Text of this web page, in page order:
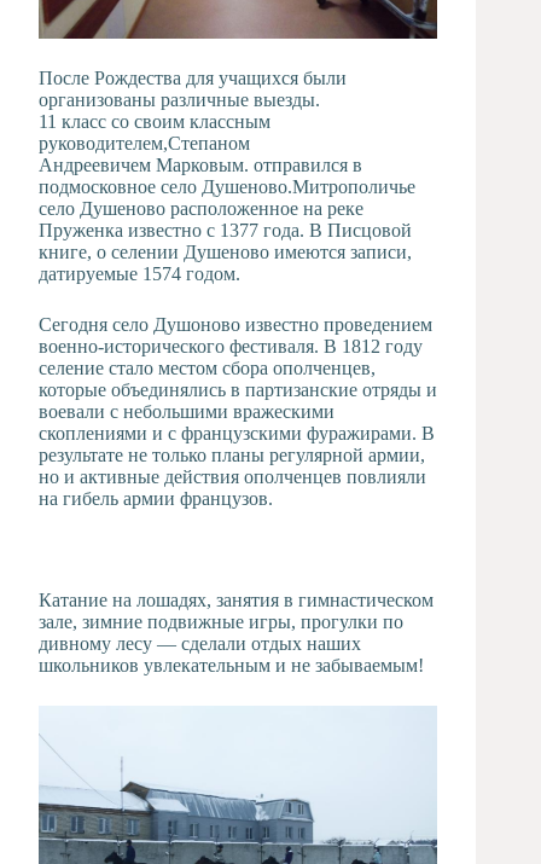
После Рождества для учащихся были
организованы различные выезды.
11 класс со своим классным
руководителем,Степаном
Андреевичем Марковым. отправился в
подмосковное село Душеново.Митрополичье
село Душеново расположенное на реке
Пруженка известно с 1377 года. В Писцовой
книге, о селении Душеново имеются записи,
датируемые 1574 годом.
Сегодня село Душоново известно проведением
военно-исторического фестиваля. В 1812 году
селение стало местом сбора ополченцев,
которые объединялись в партизанские отряды и
воевали с небольшими вражескими
скоплениями и с французскими фуражирами. В
результате не только планы регулярной армии,
но и активные действия ополченцев повлияли
на гибель армии французов.
Катание на лошадях, занятия в гимнастическом
зале, зимние подвижные игры, прогулки по
дивному лесу — сделали отдых наших
школьников увлекательным и не забываемым!